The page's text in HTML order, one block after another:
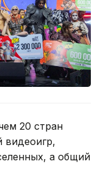
20 стран
видеоигр,
а общий